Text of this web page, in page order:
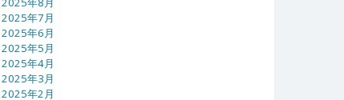
2025年7月
2025年6月
2025年5月
2025年4月
2025年3月
2025年2月